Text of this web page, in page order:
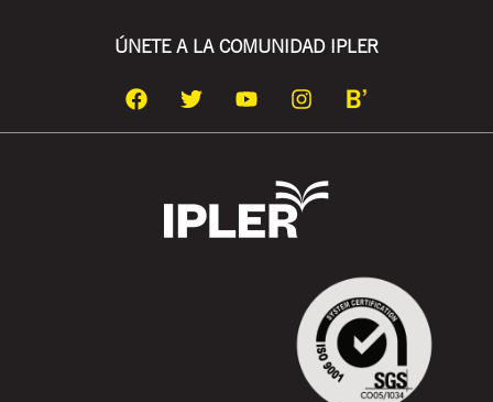
ÚNETE A LA COMUNIDAD IPLER